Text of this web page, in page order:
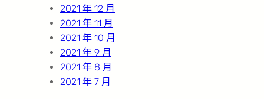
2021 年 12 月
2021 年 11 月
2021 年 10 月
2021 年 9 月
2021 年 8 月
2021 年 7 月